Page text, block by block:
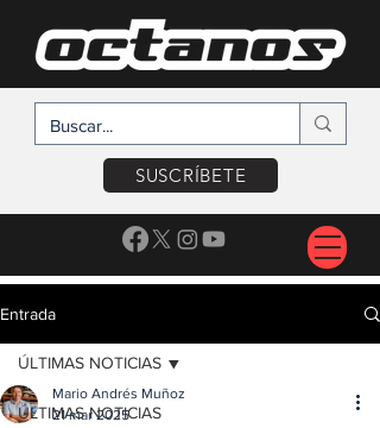
SUSCRÍBETE
Entrada
ÚLTIMAS NOTICIAS
ÚLTIMAS NOTICIAS
Mario Andrés Muñoz
21 mar 2025